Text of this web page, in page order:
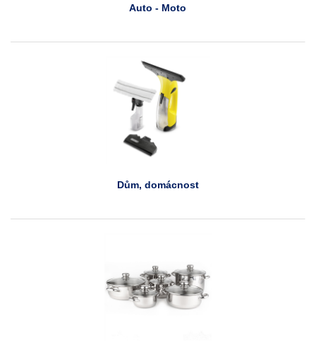
Auto - Moto
Dům, domácnost